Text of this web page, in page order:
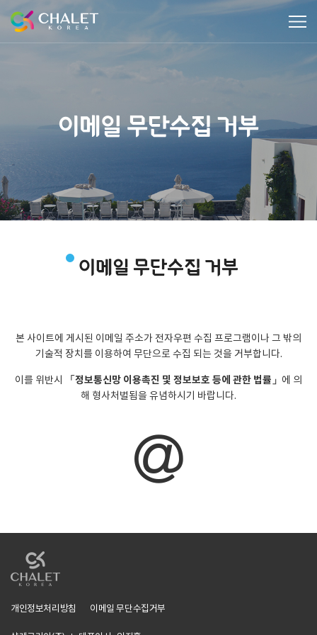
이메일 무단수집 거부
이메일 무단수집 거부
본 사이트에 게시된 이메일 주소가 전자우편 수집 프로그램이나 그 밖의
기술적 장치를 이용하여 무단으로 수집 되는 것을 거부합니다.
이를 위반시 「정보통신망 이용촉진 및 정보보호 등에 관한 법률」 에 의
해 형사처벌됨을 유념하시기 바랍니다.
개인정보처리방침 이메일 무단수집거부